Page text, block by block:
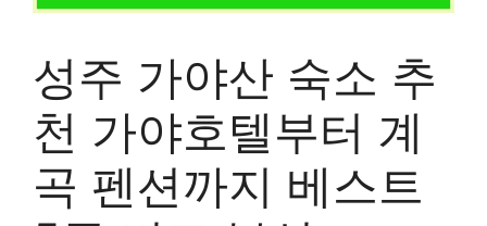
성주 가야산 숙소 추
천 가야호텔부터 계
곡 펜션까지 베스트